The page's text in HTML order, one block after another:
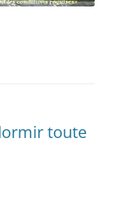
toute